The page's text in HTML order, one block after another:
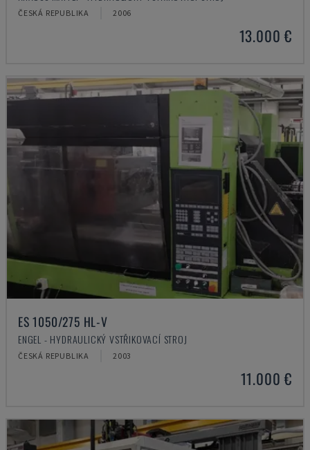
ČESKÁ REPUBLIKA 2006
13.000 €
ES 1050/275 HL-V
ENGEL - HYDRAULICKÝ VSTŘIKOVACÍ STROJ
ČESKÁ REPUBLIKA 2003
11.000 €